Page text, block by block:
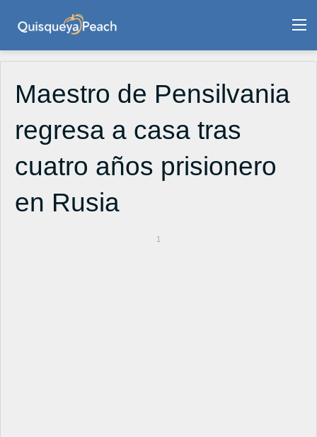
Maestro de Pensilvania
regresa a casa tras
cuatro años prisionero
en Rusia
1